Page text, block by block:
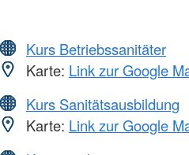
Kurs Betriebssanitäter
Karte: Link zur Google
Kurs Sanitätsausbildung
Karte: Link zur Google